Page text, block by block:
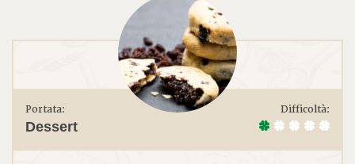
Portata:
Dessert
Difficoltà: